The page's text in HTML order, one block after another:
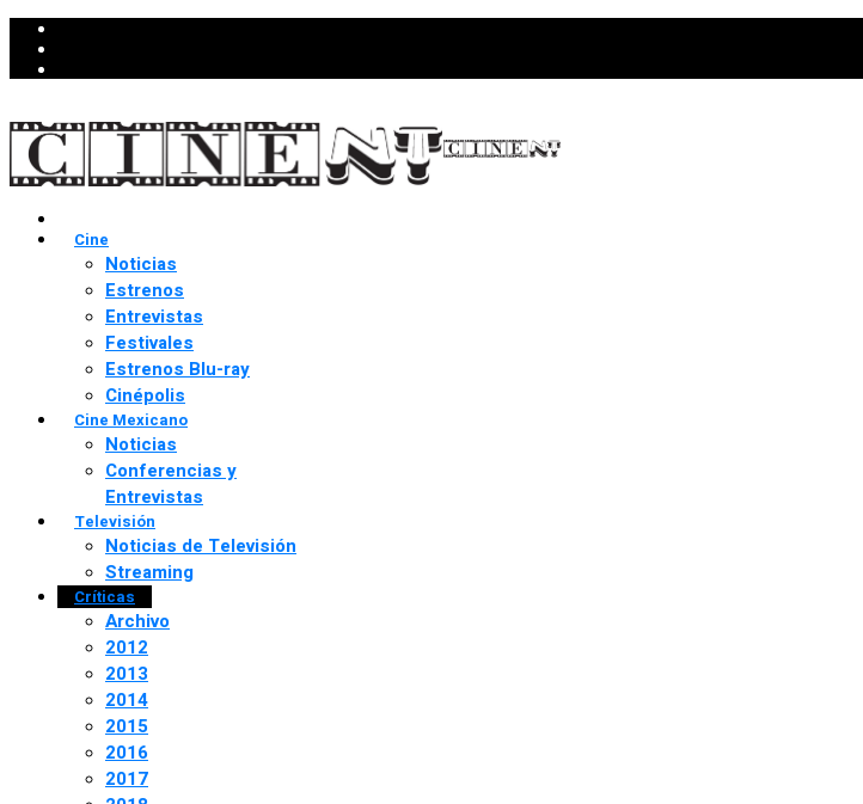
Cine
Noticias
Estrenos
Entrevistas
Festivales
Estrenos Blu-ray
Cinépolis
Cine Mexicano
Noticias
Conferencias y
Entrevistas
Televisión
Noticias de Televisión
Streaming
Críticas
Archivo
2012
2013
2014
2015
2016
2017